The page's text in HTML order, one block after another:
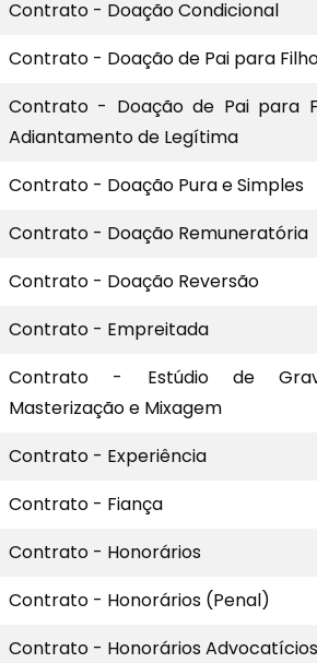
Contrato - Doação Condicional
Contrato - Doação de Pai para
Contrato - Doação de Pai para
Adiantamento de Legítima
Contrato - Doação Pura e Simples
Contrato - Doação Remuneratória
Contrato - Doação Reversão
Contrato - Empreitada
Contrato - Estúdio de
Masterização e Mixagem
Contrato - Experiência
Contrato - Fiança
Contrato - Honorários
Contrato - Honorários (Penal)
Contrato - Honorários Advocatícios